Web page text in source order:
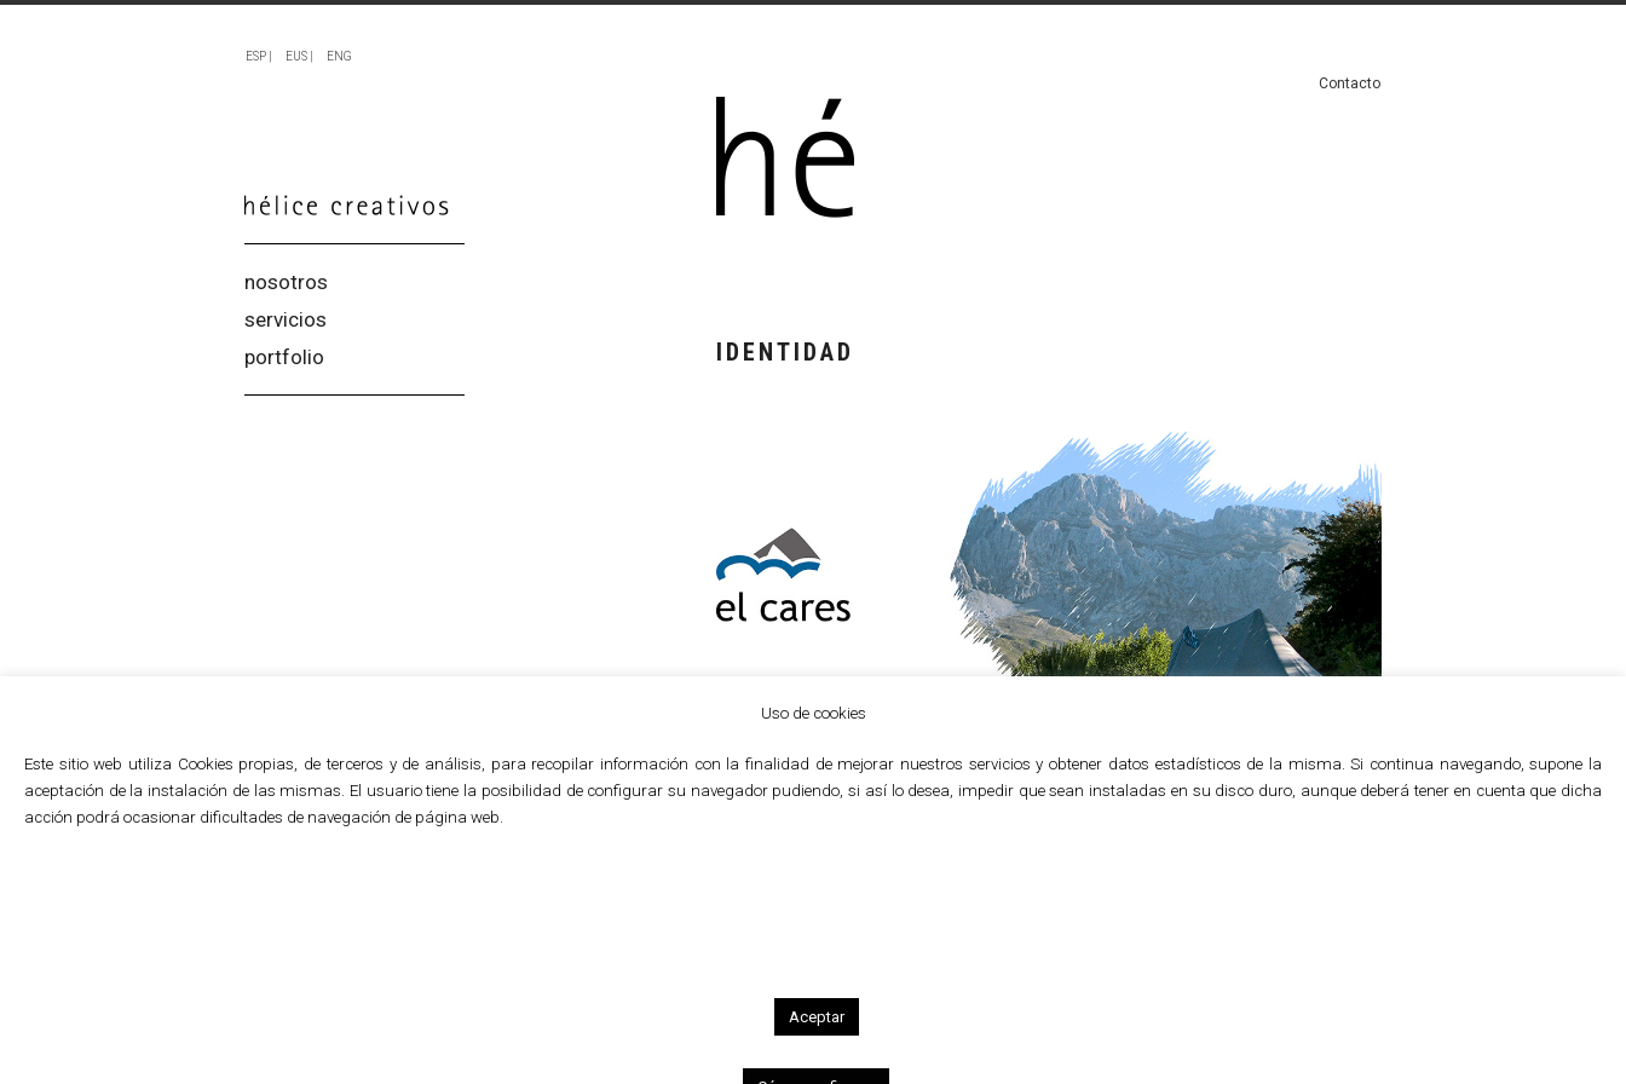
ESP | EUS | ENG
Contacto
nosotros
servicios
portfolio
IDENTIDAD
Uso de cookies
Este sitio web utiliza Cookies propias, de terceros y de análisis, para recopilar información con la finalidad de mejorar nuestros servicios y obtener datos estadísticos de la misma. Si continua navegando, supone la
aceptación de la instalación de las mismas. El usuario tiene la posibilidad de configurar su navegador pudiendo, si así lo desea, impedir que sean instaladas en su disco duro, aunque deberá tener en cuenta que dicha
acción podrá ocasionar dificultades de navegación de página web.
Aceptar